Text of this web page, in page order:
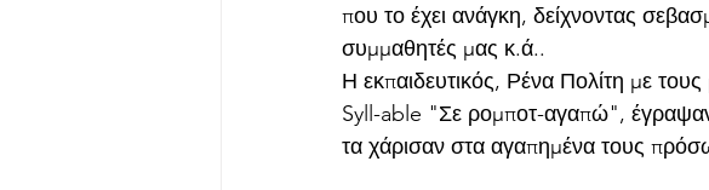
που το έχει ανάγκη, δείχνοντας
συμμαθητές μας κ.ά..
Η εκπαιδευτικός, Ρένα Πολίτη με
Syll-able "Σε ρομποτ-αγαπώ",
τα χάρισαν στα αγαπημένα τους